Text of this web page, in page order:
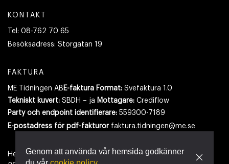
KONTAKT
Tel: 08-762 70 65
Besöksadress: Storgatan 19
FAKTURA
ME Tidningen AB E-faktura Format: Svefaktura 1.0
Tekniskt kuvert: SBDH – ja Mottagare: Crediflow
Party och endpoint identifierare: 559300-7189
E-postadress för pdf-fakturor faktura.tidningen@me.se
Hemsidan använder cookies.Läs mer
Genom att använda vår hemsida godkänner